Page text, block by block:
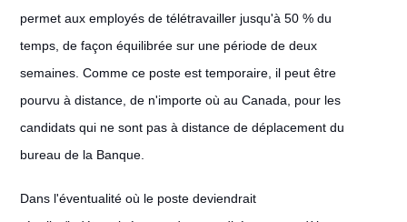
permet aux employés de télétravailler jusqu'à 50 % du
temps, de façon équilibrée sur une période de deux
semaines. Comme ce poste est temporaire, il peut être
pourvu à distance, de n'importe où au Canada, pour les
candidats qui ne sont pas à distance de déplacement du
bureau de la Banque.
Dans l'éventualité où le poste deviendrait